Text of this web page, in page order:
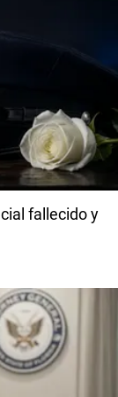
fallecido y